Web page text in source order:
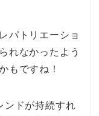
パトリエーショ
れなかったよう
もですね！
ンドが持続すれ